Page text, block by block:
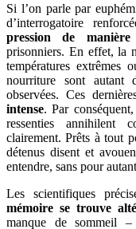
Si l’on parle par
d’interrogatoire
pression de
prisonniers. En effet, la
températures
nourriture sont autant
observées. Ces
intense. Par
ressenties annihilent
clairement. Prêts à tout
détenus disent et
entendre, sans pour
Les scientifiques
mémoire se trouve
manque de sommeil –